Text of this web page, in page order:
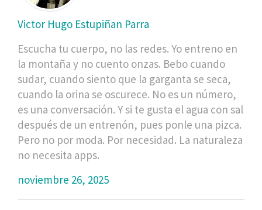
Victor Hugo Estupiñan Parra
Escucha tu cuerpo, no las redes. Yo entreno en
la montaña y no cuento onzas. Bebo cuando
sudar, cuando siento que la garganta se seca,
cuando la orina se oscurece. No es un número,
es una conversación. Y si te gusta el agua con sal
después de un entrenón, pues ponle una pizca.
Pero no por moda. Por necesidad. La naturaleza
no necesita apps.
noviembre 26, 2025